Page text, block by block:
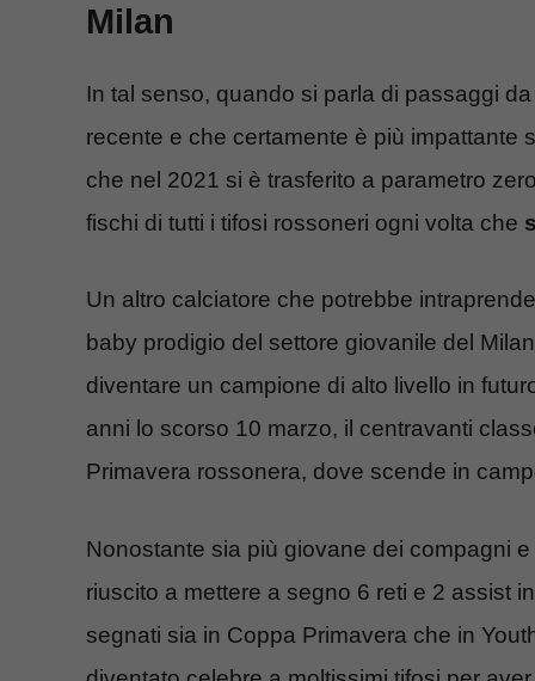
Milan
In tal senso, quando si parla di passaggi
recente e che certamente è più impattante
che nel 2021 si è trasferito a parametro
fischi di tutti i tifosi rossoneri ogni volta che
Un altro calciatore che potrebbe
baby prodigio del settore giovanile del
diventare un campione di alto livello in
anni lo scorso 10 marzo, il centravanti
Primavera rossonera, dove scende in
Nonostante sia più giovane dei compagni
riuscito a mettere a segno 6 reti e 2 assist
segnati sia in Coppa Primavera che in